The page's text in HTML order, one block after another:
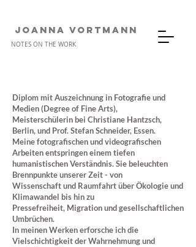
JOANNA VORTMANn
NOTES ON THE WORK
Diplom mit Auszeichnung in Fotografie und
Medien (Degree of Fine Arts),
Meisterschülerin bei Christiane Hantzsch,
Berlin, und Prof. Stefan Schneider, Essen.
Meine fotografischen und videografischen
Arbeiten entspringen einem tiefen
humanistischen Verständnis. Sie beleuchten
Brennpunkte unserer Zeit - von
Wissenschaft und Raumfahrt über Ökologie und
Klimawandel bis hin zu
Pressefreiheit, Migration und gesellschaftlichen
Umbrüchen.
In meinen Werkenerforsche ich die
Vielschichtigkeit der Wahrnehmung und